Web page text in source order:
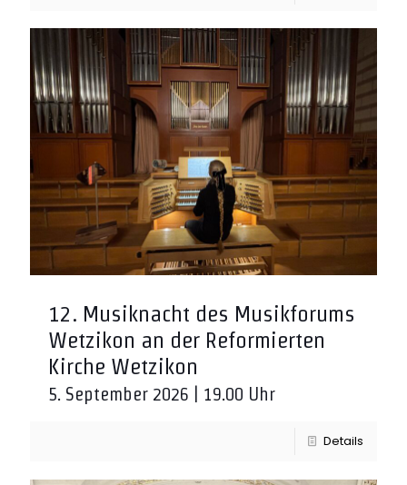
12. Musiknacht des Musikforums
Wetzikon an der Reformierten
Kirche Wetzikon
5. September 2026 | 19.00 Uhr
Details